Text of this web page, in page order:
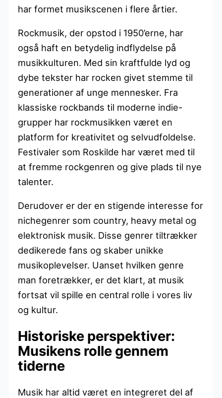
har formet musikscenen i flere årtier.
Rockmusik, der opstod i 1950’erne, har
også haft en betydelig indflydelse på
musikkulturen. Med sin kraftfulde lyd og
dybe tekster har rocken givet stemme til
generationer af unge mennesker. Fra
klassiske rockbands til moderne indie-
grupper har rockmusikken været en
platform for kreativitet og selvudfoldelse.
Festivaler som Roskilde har været med til
at fremme rockgenren og give plads til nye
talenter.
Derudover er der en stigende interesse for
nichegenrer som country, heavy metal og
elektronisk musik. Disse genrer tiltrækker
dedikerede fans og skaber unikke
musikoplevelser. Uanset hvilken genre
man foretrækker, er det klart, at musik
fortsat vil spille en central rolle i vores liv
og kultur.
Historiske perspektiver:
Musikens rolle gennem
tiderne
Musik har altid været en integreret del af